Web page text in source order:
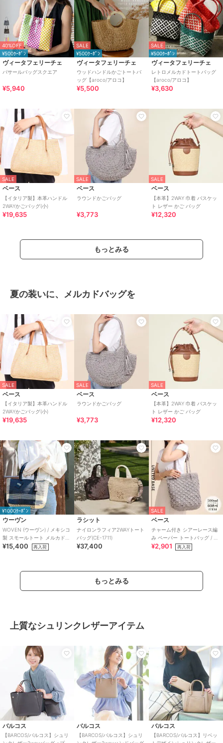
40%OFF
¥500ｸｰﾎﾟﾝ
ヴィータフェリーチェ
パサールバッグスクエア
¥5,940
SALE
¥500ｸｰﾎﾟﾝ
ヴィータフェリーチェ
ウッドハンドルかごトートバ
ッグ【aroco/アロコ】
¥5,500
SALE
¥500ｸｰﾎﾟﾝ
ヴィータフェリーチェ
レトロメルカドトートバッグ
【aroco/アロコ】
¥3,630
SALE
ベース
【イタリア製】本革ハンドル
2WAYかごバッグ(小)
¥19,635
SALE
ベース
ラウンドかごバッグ
¥3,773
SALE
ベース
【本革】2WAY 巾着 バスケッ
ト レザー かご バッグ
¥12,320
もっとみる
夏の装いに、メルカドバッグを
SALE
ベース
【イタリア製】本革ハンドル
2WAYかごバッグ(小)
¥19,635
SALE
ベース
ラウンドかごバッグ
¥3,773
SALE
ベース
【本革】2WAY 巾着 バスケッ
ト レザー かご バッグ
¥12,320
¥1000ｸｰﾎﾟﾝ
ウーヴン
WOVEN (ウーヴン) / メキシコ
製 スモールトート メルカドバ
ッグ かごバッグ
¥15,400 再入荷
ラシット
ナイロンラフィア2WAYトート
バッグ(CE-1711)
¥37,400
SALE
ベース
チャーム付き シアーレース編
み ペーパー トートバッグ / レ
ディース かごバッグ B5サイズ
¥2,901 再入荷
もっとみる
上質なシュリンクレザーアイテム
バルコス
【BARCOS/バルコス】シュリ
バルコス
【BARCOS/バルコス】シュリ
バルコス
【BARCOS/バルコス】リベッ